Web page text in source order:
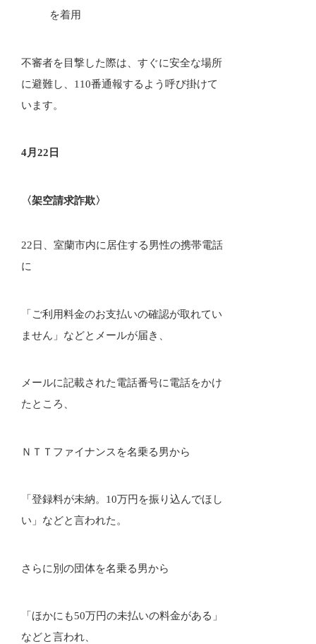
を着用
不審者を目撃した際は、すぐに安全な場所
に避難し、110番通報するよう呼び掛けて
います。
4月22日
〈架空請求詐欺〉
22日、室蘭市内に居住する男性の携帯電話
に
「ご利用料金のお支払いの確認が取れてい
ません」などとメールが届き、
メールに記載された電話番号に電話をかけ
たところ、
ＮＴＴファイナンスを名乗る男から
「登録料が未納。10万円を振り込んでほし
い」などと言われた。
さらに別の団体を名乗る男から
「ほかにも50万円の未払いの料金がある」
などと言われ、